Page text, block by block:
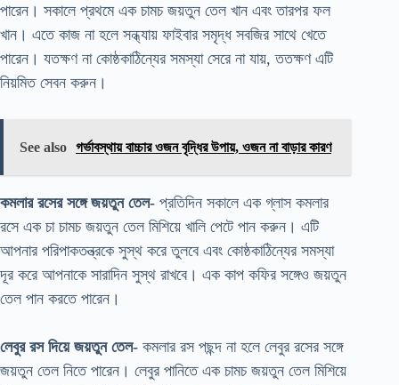
পারেন। সকালে প্রথমে এক চামচ জয়তুন তেল খান এবং তারপর ফল
খান। এতে কাজ না হলে সন্ধ্যায় ফাইবার সমৃদ্ধ সবজির সাথে খেতে
পারেন। যতক্ষণ না কোষ্ঠকাঠিন্যের সমস্যা সেরে না যায়, ততক্ষণ এটি
নিয়মিত সেবন করুন।
See also গর্ভাবস্থায় বাচ্চার ওজন বৃদ্ধির উপায়, ওজন না বাড়ার কারণ
কমলার রসের সঙ্গে জয়তুন তেল- প্রতিদিন সকালে এক গ্লাস কমলার
রসে এক চা চামচ জয়তুন তেল মিশিয়ে খালি পেটে পান করুন। এটি
আপনার পরিপাকতন্ত্রকে সুস্থ করে তুলবে এবং কোষ্ঠকাঠিন্যের সমস্যা
দূর করে আপনাকে সারাদিন সুস্থ রাখবে। এক কাপ কফির সঙ্গেও জয়তুন
তেল পান করতে পারেন।
লেবুর রস দিয়ে জয়তুন তেল- কমলার রস পছন্দ না হলে লেবুর রসের সঙ্গে
জয়তুন তেল নিতে পারেন। লেবুর পানিতে এক চামচ জয়তুন তেল মিশিয়ে